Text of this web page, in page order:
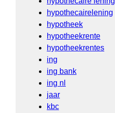
hypothecairelening
hypotheek
hypotheekrente
hypotheekrentes
ing
ing bank
ing nl
jaar
kbc